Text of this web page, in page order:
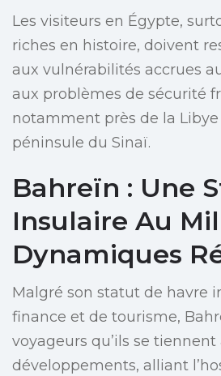
Les visiteurs en Égypte,
riches en histoire, doivent
aux vulnérabilités accrues
aux problèmes de sécurité
notamment près de la Libye
péninsule du Sinaï.
Bahreïn : Une
Insulaire Au
Dynamiques
Malgré son statut de havre
finance et de tourisme,
voyageurs qu’ils se
développements, alliant